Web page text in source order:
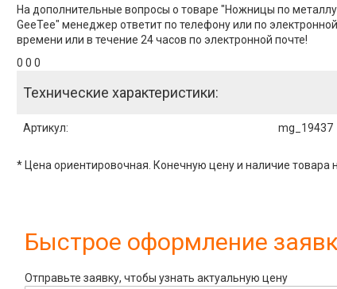
На дополнительные вопросы о товаре "Ножницы по
GeeTee" менеджер ответит по телефону или по
времени или в течение 24 часов по электронной почте!
0 0 0
Технические характеристики:
Артикул: mg_19437
* Цена ориентировочная. Конечную цену и наличие товара
Быстрое оформление
Отправьте заявку, чтобы узнать актуальную цену